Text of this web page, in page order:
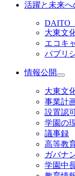
活躍と未来へ
大東文
エコキ
パブリ
情報公開
大東文
事業計
設置認
学園の
議事録
高等教
ガバナ
学園中